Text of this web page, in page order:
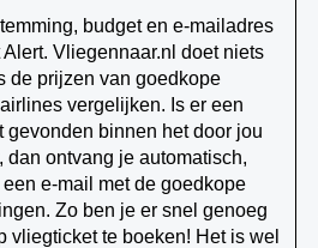
budget en e-mailadres
Vliegennaar.nl doet niets
de prijzen van goedkope
vergelijken. Is er een
gevonden binnen het door jou
dan ontvang je automatisch,
e-mail met de goedkope
Zo ben je er snel genoeg
vliegticket te boeken! Het is wel